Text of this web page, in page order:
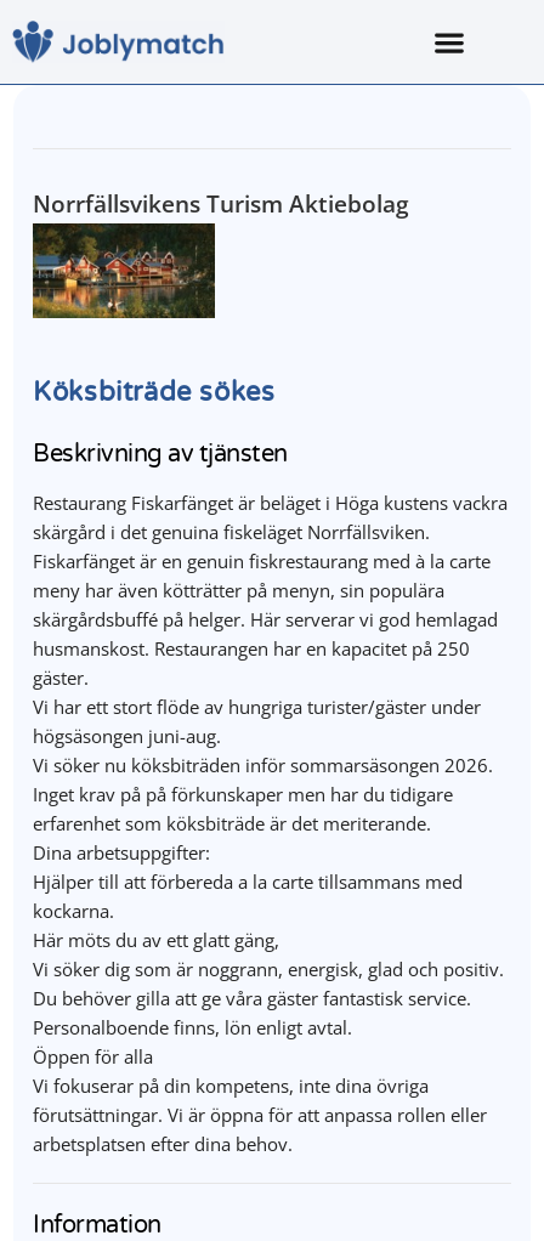
Norrfällsvikens Turism Aktiebolag
Köksbiträde sökes
Beskrivning av tjänsten
Restaurang Fiskarfänget är beläget i Höga kustens vackra
skärgård i det genuina fiskeläget Norrfällsviken.
Fiskarfänget är en genuin fiskrestaurang med à la carte
meny har även kötträtter på menyn, sin populära
skärgårdsbuffé på helger. Här serverar vi god hemlagad
husmanskost. Restaurangen har en kapacitet på 250
gäster.
Vi har ett stort flöde av hungriga turister/gäster under
högsäsongen juni-aug.
Vi söker nu köksbiträden inför sommarsäsongen 2026.
Inget krav på på förkunskaper men har du tidigare
erfarenhet som köksbiträde är det meriterande.
Dina arbetsuppgifter:
Hjälper till att förbereda a la carte tillsammans med
kockarna.
Här möts du av ett glatt gäng,
Vi söker dig som är noggrann, energisk, glad och positiv.
Du behöver gilla att ge våra gäster fantastisk service.
Personalboende finns, lön enligt avtal.
Öppen för alla
Vi fokuserar på din kompetens, inte dina övriga
förutsättningar. Vi är öppna för att anpassa rollen eller
arbetsplatsen efter dina behov.
Information